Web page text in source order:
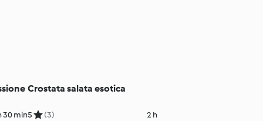
30 min
Crostata salata esotica
5 (3) 2 h